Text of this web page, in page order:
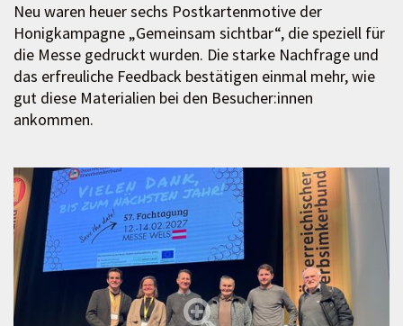
Neu waren heuer sechs Postkartenmotive der
Honigkampagne „Gemeinsam sichtbar“, die speziell für
die Messe gedruckt wurden. Die starke Nachfrage und
das erfreuliche Feedback bestätigen einmal mehr, wie
gut diese Materialien bei den Besucher:innen
ankommen.